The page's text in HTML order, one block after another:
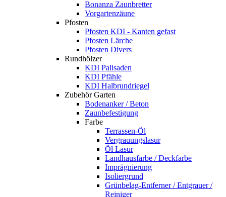
Bonanza Zaunbretter
Vorgartenzäune
Pfosten
Pfosten KDI - Kanten gefast
Pfosten Lärche
Pfosten Divers
Rundhölzer
KDI Palisaden
KDI Pfähle
KDI Halbrundriegel
Zubehör Garten
Bodenanker / Beton
Zaunbefestigung
Farbe
Terrassen-Öl
Vergrauungslasur
Öl Lasur
Landhausfarbe / Deckfarbe
Imprägnierung
Isoliergrund
Grünbelag-Entferner / Entgrauer /
Reiniger